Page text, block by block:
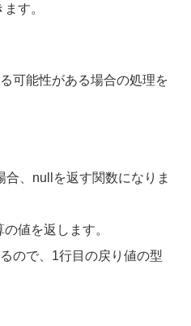
す。
可能性がある場合の処理を
合、nullを返す関数になりま
値を返します。
ので、1行目の戻り値の型